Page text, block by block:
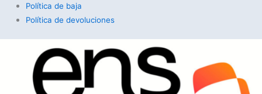
Política de baja
Política de devoluciones